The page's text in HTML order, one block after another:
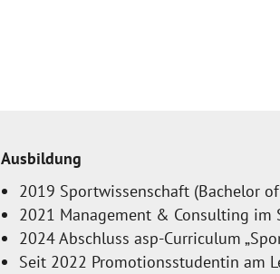
Ausbildung
2019 Sportwissenschaft (Bachelor
2021 Management & Consulting im
2024 Abschluss asp-Curriculum
Seit 2022 Promotionsstudentin am